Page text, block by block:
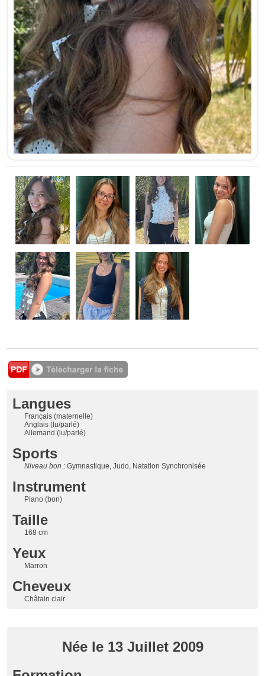
Langues
Français (maternelle)
Anglais (lu/parlé)
Allemand (lu/parlé)
Sports
Niveau bon :Gymnastique, Judo, Natation Synchronisée
Instrument
Piano (bon)
Taille
168 cm
Yeux
Marron
Cheveux
Châtain clair
Née le 13 Juillet 2009